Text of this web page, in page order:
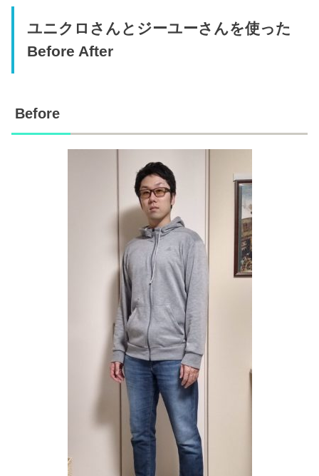
ユニクロさんとジーユーさんを使った
Before After
Before